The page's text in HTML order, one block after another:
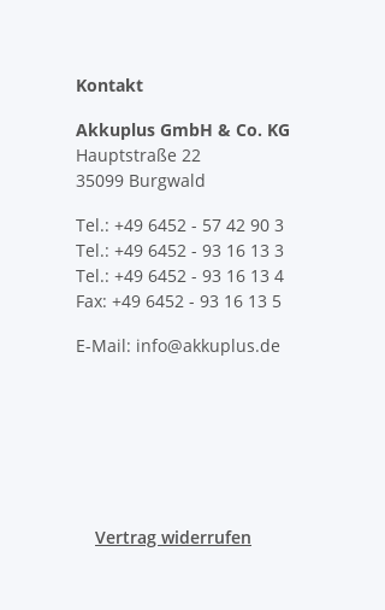
Kontakt
Akkuplus GmbH & Co. KG
Hauptstraße 22
35099 Burgwald
Tel.: +49 6452 - 57 42 90 3
Tel.: +49 6452 - 93 16 13 3
Tel.: +49 6452 - 93 16 13 4
Fax: +49 6452 - 93 16 13 5
E-Mail: info@akkuplus.de
Vertrag widerrufen